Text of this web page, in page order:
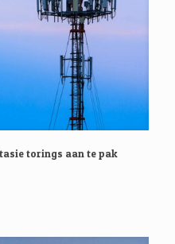
torings aan te pak